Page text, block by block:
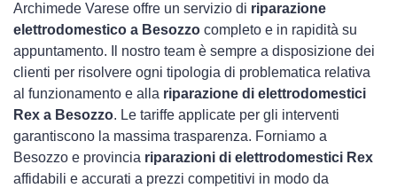
Archimede Varese offre un servizio di riparazione
elettrodomestico a Besozzo completo e in rapidità su
appuntamento. Il nostro team è sempre a disposizione dei
clienti per risolvere ogni tipologia di problematica relativa
al funzionamento e alla riparazione di elettrodomestici
Rex a Besozzo. Le tariffe applicate per gli interventi
garantiscono la massima trasparenza. Forniamo a
Besozzo e provincia riparazioni di elettrodomestici Rex
affidabili e accurati a prezzi competitivi in modo da